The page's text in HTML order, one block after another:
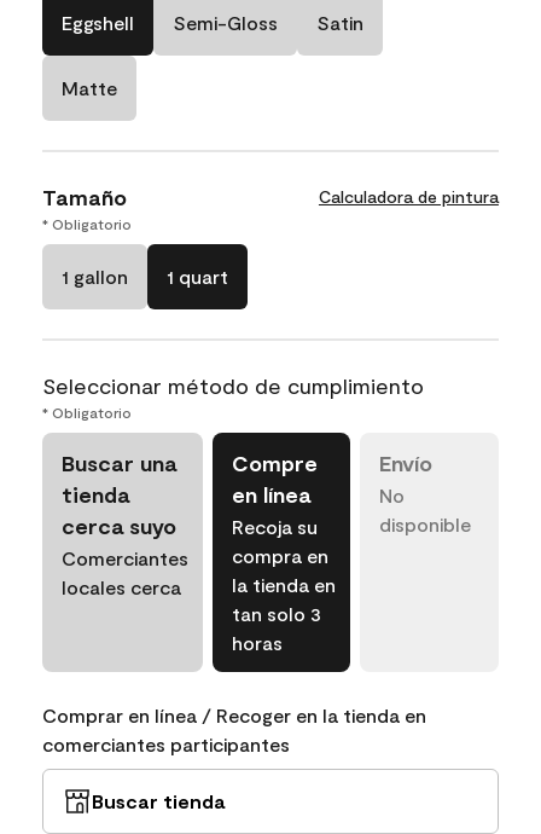
Eggshell Semi-Gloss Satin
Matte
Tamaño Calculadora de pintura
* Obligatorio
1 gallon 1 quart
Seleccionar método de cumplimiento
* Obligatorio
Buscar una
tienda
cerca suyo
Comerciantes
locales cerca
Compre
en línea
Recoja su
compra en
la tienda en
tan solo 3
horas
Envío
No
disponible
Comprar en línea / Recoger en la tienda en
comerciantes participantes
Buscar tienda